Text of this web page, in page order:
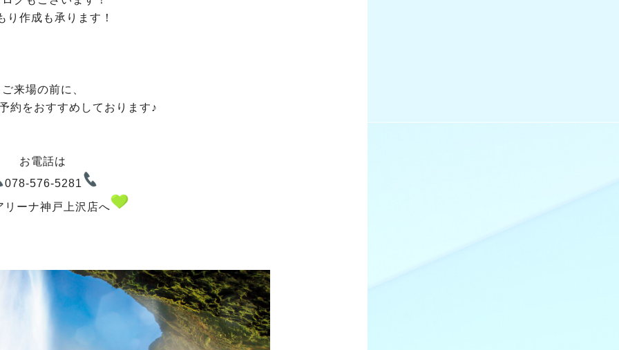
り作成も承ります！
ご来場の前に、
約をおすすめしております♪
お電話は
078-576-5281
リーナ神戸上沢店へ